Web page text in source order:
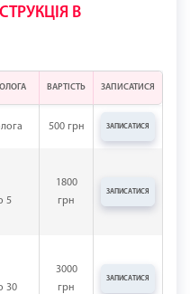
В
500 грн ЗАПИСАТИСЯ
5
1800
грн
ЗАПИСАТИСЯ
30
3000
грн
ЗАПИСАТИСЯ
ВАРТІСТЬ ЗАПИСАТИСЯ